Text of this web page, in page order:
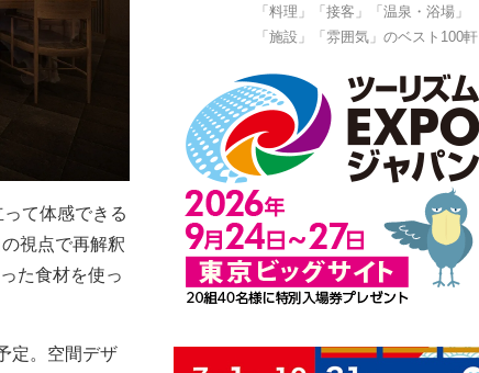
て体感できる
視点で再解釈
た食材を使っ
定。空間デザ
「料理」「接客」「温泉・浴場」
「施設」「雰囲気」のベスト100軒